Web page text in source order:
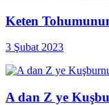
Keten
3 Şubat 2023
A dan Z ye